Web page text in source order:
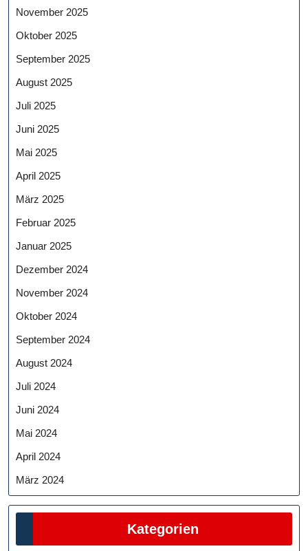
November 2025
Oktober 2025
September 2025
August 2025
Juli 2025
Juni 2025
Mai 2025
April 2025
März 2025
Februar 2025
Januar 2025
Dezember 2024
November 2024
Oktober 2024
September 2024
August 2024
Juli 2024
Juni 2024
Mai 2024
April 2024
März 2024
Kategorien